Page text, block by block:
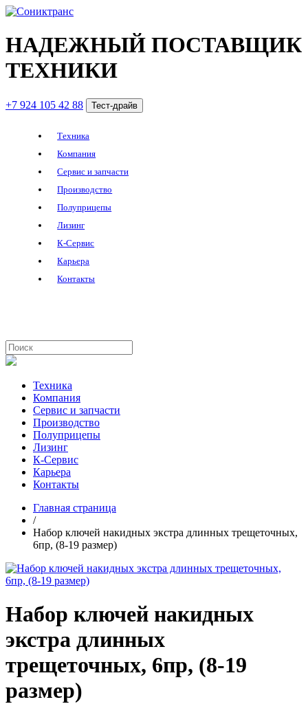
НАДЕЖНЫЙ ПОСТАВЩИК
ТЕХНИКИ
+7 924 105 42 88 Тест-драйв
Техника
Компания
Сервис и запчасти
Производство
Полуприцепы
Лизинг
К-Сервис
Карьера
Контакты
Техника
Компания
Сервис и запчасти
Производство
Полуприцепы
Лизинг
К-Сервис
Карьера
Контакты
Главная страница
/
Набор ключей накидных экстра длинных трещеточных,
6пр, (8-19 размер)
Набор ключей накидных
экстра длинных
трещеточных, 6пр, (8-19
размер)